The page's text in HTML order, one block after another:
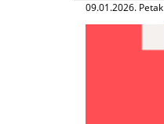
09.01.2026. Petak